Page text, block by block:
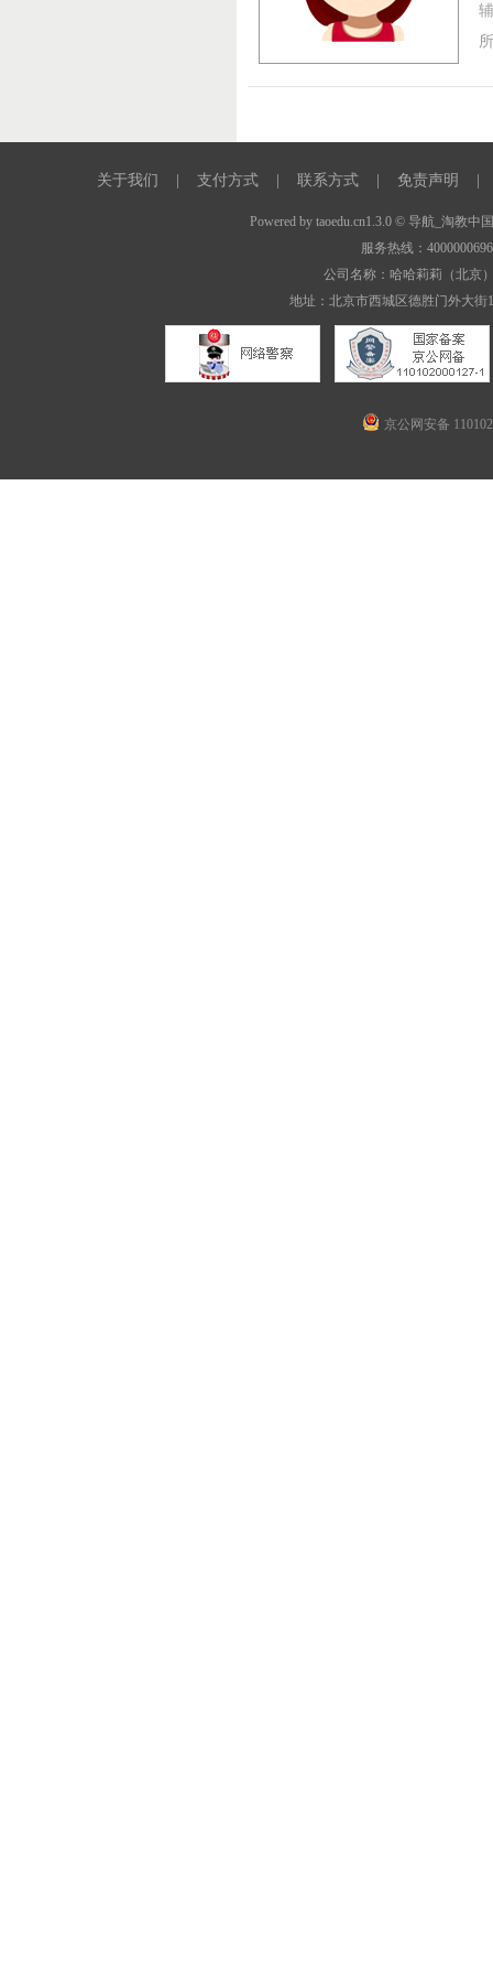
关于我们 支付方式 联系方式 免责声明
Powered by taoedu.cn1.3.0© 导航_淘教中国
服务热线：
公司名称：哈哈莉莉（北
地址：北京市西城区德胜门外大街
京公网安备